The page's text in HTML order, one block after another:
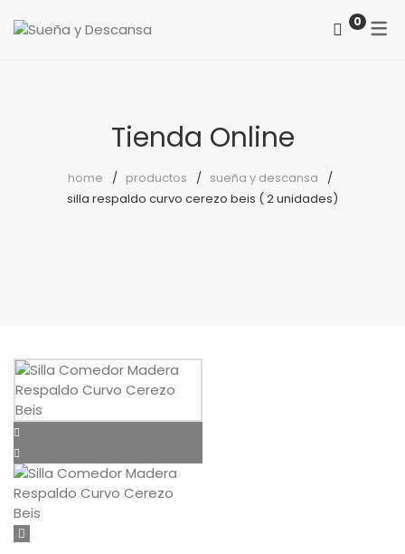
PREGUNTAS FRECUENTES
canapés
Sillas
Mesas
Sofás
Auxiliar
Dormitorios
0
Tienda Online
home productos
sueña y descansa
silla respaldo curvo cerezo beis ( 2 unidades)